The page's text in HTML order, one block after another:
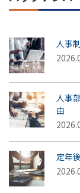
人事
人事
由
定年